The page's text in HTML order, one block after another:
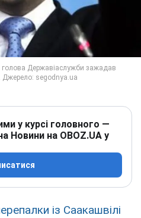
у курсі головного —
Новини на OBOZ.UA у
із Саакашвілі